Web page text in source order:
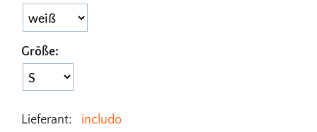
Größe:
Lieferant:
includo